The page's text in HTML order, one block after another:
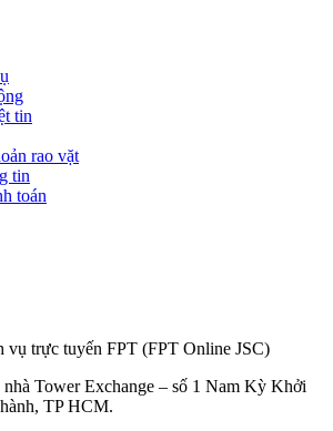
tin
rao vặt
tin
toán
vụ trực tuyến FPT (FPT Online JSC)
Tower Exchange – số 1 Nam Kỳ Khởi
TP HCM.